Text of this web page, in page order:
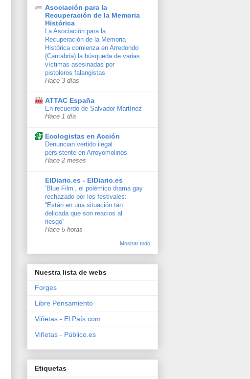
Asociación para la
Recuperación de la Memoria
Histórica
La Asociación para la
Recuperación de la Memoria
Histórica comienza en Arredondo
(Cantabria) la búsqueda de varias
víctimas asesinadas por
pistoleros falangistas
Hace 3 días
ATTAC España
En recuerdo de Salvador Martínez
Hace 1 día
Ecologistas en Acción
Denuncian vertido ilegal
persistente en Arroyomolinos
Hace 2 meses
ElDiario.es - ElDiario.es
‘Blue Film’, el polémico drama gay
rechazado por los festivales:
“Están en una situación tan
delicada que son reacios al
riesgo”
Hace 5 horas
Mostrar todo
Nuestra lista de webs
Forges
Libre Pensamiento
Viñetas - El País.com
Viñetas - Público.es
Etiquetas